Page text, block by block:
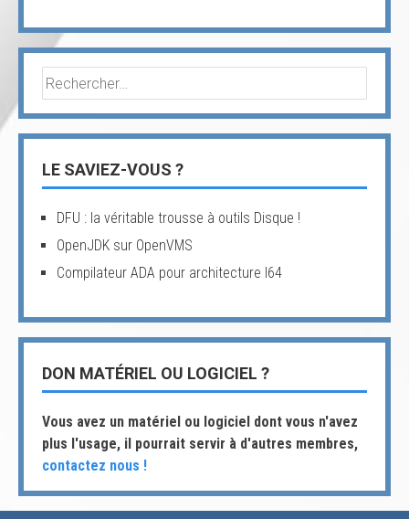
Rechercher :
LE SAVIEZ-VOUS ?
DFU : la véritable trousse à outils Disque !
OpenJDK sur OpenVMS
Compilateur ADA pour architecture I64
DON MATÉRIEL OU LOGICIEL ?
Vous avez un matériel ou logiciel dont vous n'avez
plus l'usage, il pourrait servir à d'autres membres,
contactez nous !